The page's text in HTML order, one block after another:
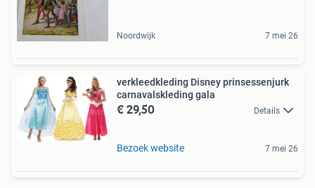
Noordwijk 7 mei 26
verkleedkleding Disney prinsessenjurk
carnavalskleding gala
€ 29,50 Details
Bezoek website 7 mei 26